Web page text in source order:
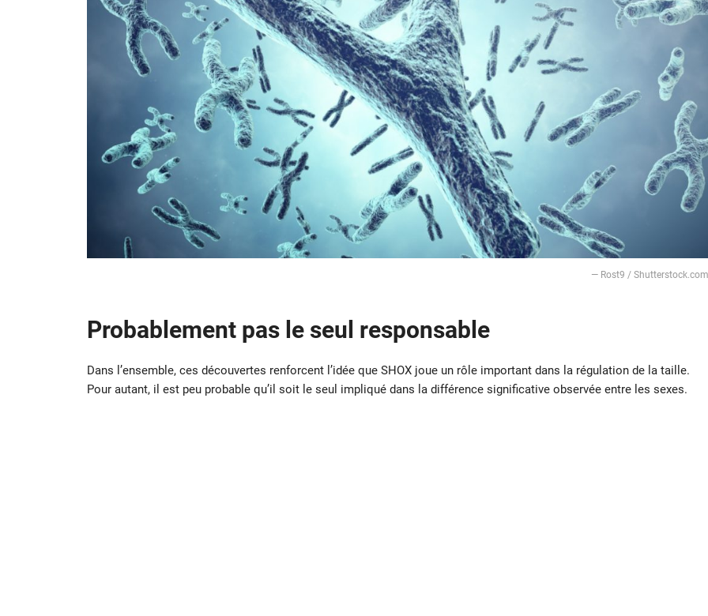
— Rost9 / Shutterstock.com
Probablement pas le seul responsable
Dans l’ensemble, ces découvertes renforcent l’idée que SHOX joue un rôle important dans la régulation de la taille.
Pour autant, il est peu probable qu’il soit le seul impliqué dans la différence significative observée entre les sexes.